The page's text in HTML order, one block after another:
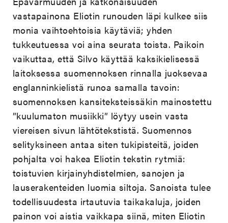
vastapainona Eliotin runouden läpi kulkee siis
monia vaihtoehtoisia käytäviä; yhden
tukkeutuessa voi aina seurata toista. Paikoin
vaikuttaa, että Silvo käyttää kaksikielisessä
laitoksessa suomennoksen rinnalla juoksevaa
englanninkielistä runoa samalla tavoin:
suomennoksen kansiteksteissäkin mainostettu
”kuulumaton musiikki” löytyy usein vasta
viereisen sivun lähtötekstistä. Suomennos
selityksineen antaa siten tukipisteitä, joiden
pohjalta voi hakea Eliotin tekstin rytmiä:
toistuvien kirjainyhdistelmien, sanojen ja
lauserakenteiden luomia siltoja. Sanoista tulee
todellisuudesta irtautuvia taikakaluja, joiden
painon voi aistia vaikkapa siinä, miten Eliotin